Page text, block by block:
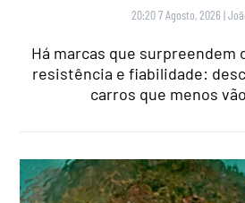
20:20 7 Agosto, 2026 |
Há marcas que surpreendem
resistência e fiabilidade:
carros que menos